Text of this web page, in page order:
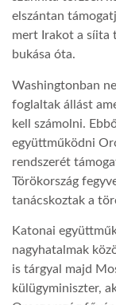
elszántan
mert Irakot a síita
bukása óta.
Washingtonban
foglaltak állást
kell számolni.
együttműködni
rendszerét
Törökország
tanácskoztak a
Katonai
nagyhatalmak
is tárgyal majd
külügyminiszter,